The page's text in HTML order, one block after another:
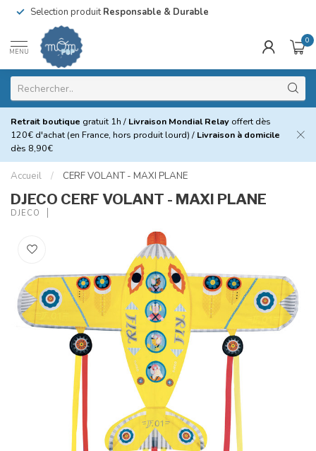
Selection produitResponsable & Durable
MENU
0
Retrait boutique gratuit 1h / Livraison Mondial Relay offert dès
120€ d'achat (en France, hors produit lourd) / Livraison à domicile
dès 8,90€
Accueil / CERF VOLANT - MAXI PLANE
DJECO CERF VOLANT - MAXI PLANE
DJECO